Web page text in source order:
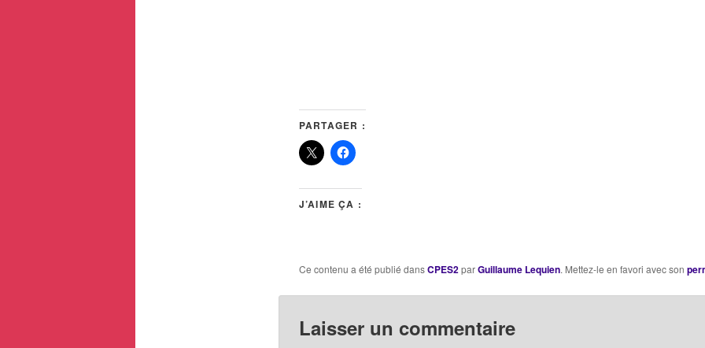
PARTAGER :
J’AIME ÇA :
Ce contenu a été publié dansCPES2parGuillaume Lequien. Mettez-le en favori avec son
Laisser un commentaire